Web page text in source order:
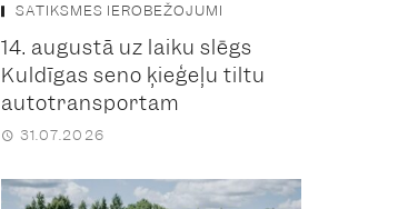
SATIKSMES IEROBEŽOJUMI
14. augustā uz laiku slēgs
Kuldīgas seno ķieģeļu tiltu
autotransportam
31.07.2026